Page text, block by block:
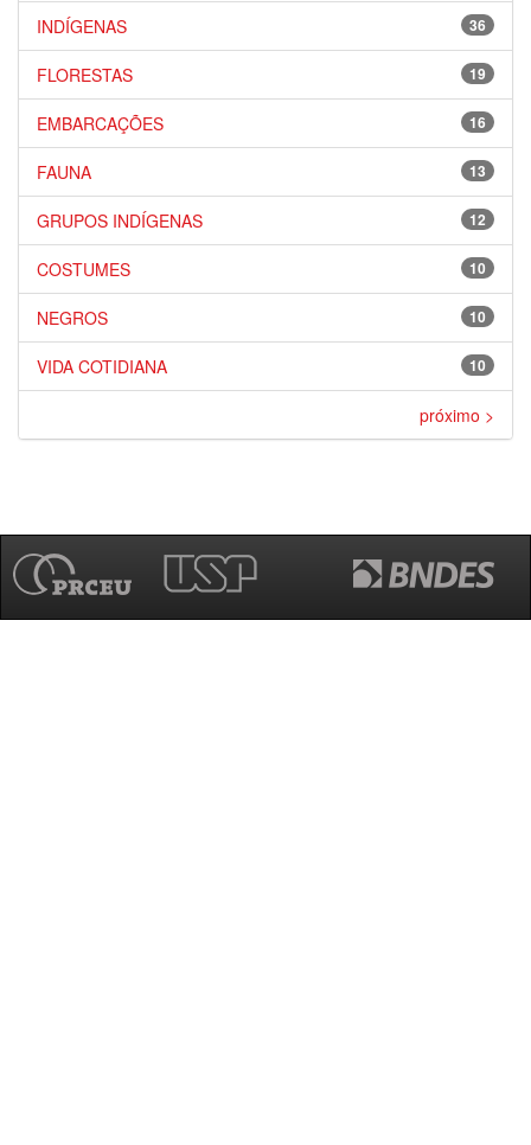
36
INDÍGENAS
19
FLORESTAS
16
EMBARCAÇÕES
13
FAUNA
12
GRUPOS INDÍGENAS
10
COSTUMES
10
NEGROS
10
VIDA COTIDIANA
próximo >